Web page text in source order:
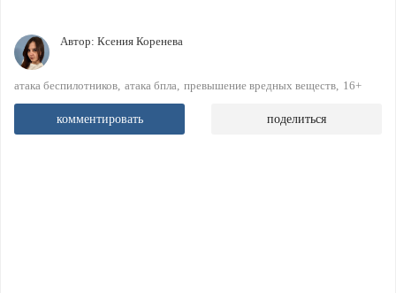
Автор: Ксения Коренева
атака беспилотников атака бпла превышение вредных веществ 16+
комментировать поделиться